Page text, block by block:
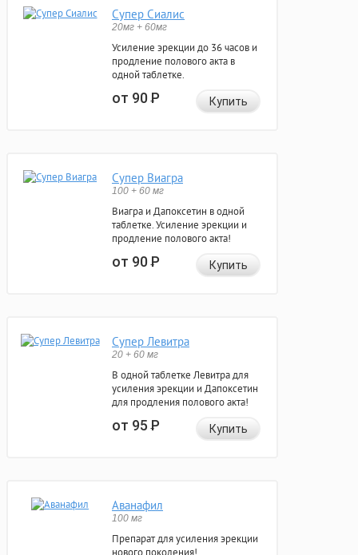
Супер Сиалис
20мг + 60мг
Усиление эрекции до 36 часов и
продление полового акта в
одной таблетке.
от 90Р Купить
Супер Виагра
100 + 60 мг
Виагра и Дапоксетин в одной
таблетке. Усиление эрекции и
продление полового акта!
от 90Р Купить
Супер Левитра
20 + 60 мг
В одной таблетке Левитра для
усиления эрекции и Дапоксетин
для продления полового акта!
от 95Р Купить
Аванафил
100 мг
Препарат для усиления эрекции